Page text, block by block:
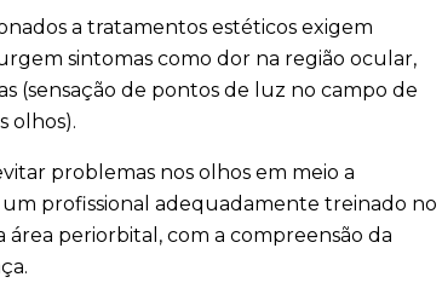
a tratamentos estéticos exigem
sintomas como dor na região ocular,
(sensação de pontos de luz no campo de
olhos).
problemas nos olhos em meio a
profissional adequadamente treinado no
área periorbital, com a compreensão da